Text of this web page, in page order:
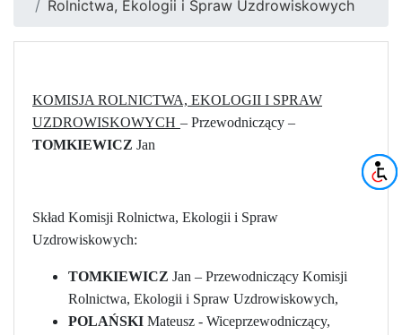
Rolnictwa, Ekologii i Spraw Uzdrowiskowych
KOMISJA ROLNICTWA, EKOLOGII I SPRAW
UZDROWISKOWYCH – Przewodniczący –
TOMKIEWICZ Jan
Skład Komisji Rolnictwa, Ekologii i Spraw
Uzdrowiskowych:
TOMKIEWICZ Jan – Przewodniczący Komisji
Rolnictwa, Ekologii i Spraw Uzdrowiskowych,
POLAŃSKI Mateusz - Wiceprzewodniczący,